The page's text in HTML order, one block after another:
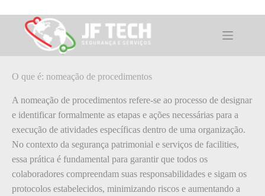
para
conteúdoO que é: nomeação de procedimentos
O que é: nomeação de procedimentos
A nomeação de procedimentos refere-se ao processo de designar
e identificar formalmente as etapas e ações necessárias para a
execução de atividades específicas dentro de uma organização.
No contexto da segurança patrimonial e serviços de facilities,
essa prática é fundamental para garantir que todos os
colaboradores compreendam suas responsabilidades e sigam os
protocolos estabelecidos, minimizando riscos e aumentando a